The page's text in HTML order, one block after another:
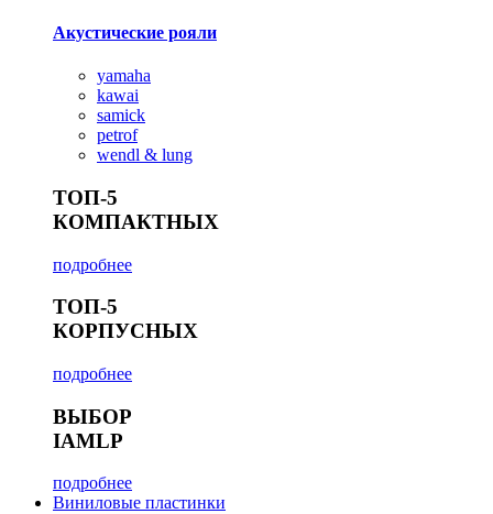
Акустические рояли
yamaha
kawai
samick
petrof
wendl & lung
ТОП-5
КОМПАКТНЫХ
подробнее
ТОП-5
КОРПУСНЫХ
подробнее
ВЫБОР
IAMLP
подробнее
Виниловые пластинки